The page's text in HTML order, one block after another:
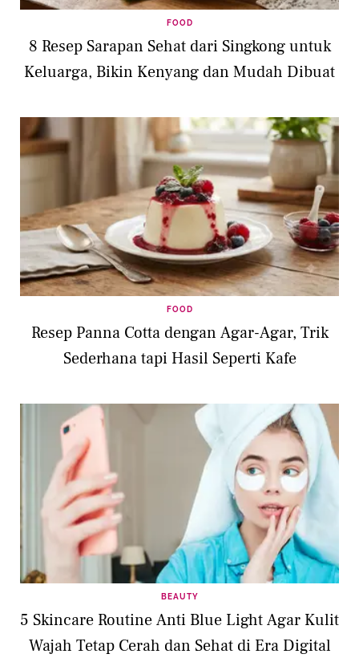
FOOD
8 Resep Sarapan Sehat dari Singkong untuk
Keluarga, Bikin Kenyang dan Mudah Dibuat
FOOD
Resep Panna Cotta dengan Agar-Agar, Trik
Sederhana tapi Hasil Seperti Kafe
BEAUTY
5 Skincare Routine Anti Blue Light Agar Kulit
Wajah Tetap Cerah dan Sehat di Era Digital